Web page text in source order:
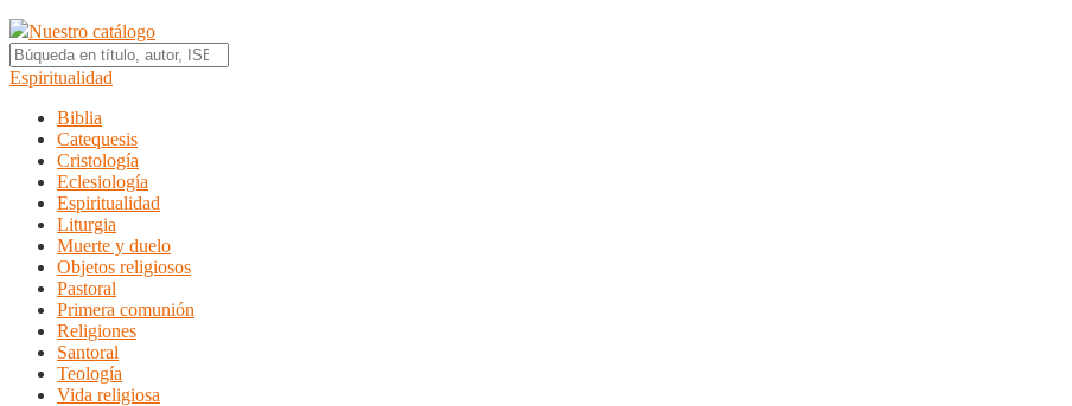
Nuestro catálogo
Espiritualidad
Biblia
Catequesis
Cristología
Eclesiología
Espiritualidad
Liturgia
Muerte y duelo
Objetos religiosos
Pastoral
Primera comunión
Religiones
Santoral
Teología
Vida religiosa